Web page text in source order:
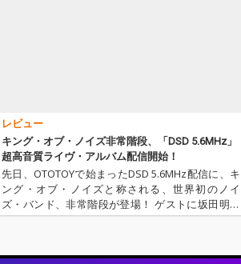
レビュー
キング・オブ・ノイズ非常階段、「DSD 5.6MHz」
超高音質ライヴ・アルバム配信開始！
先日、OTOTOYで始まったDSD 5.6MHz配信に、キ
ング・オブ・ノイズと称される、世界初のノイ
ズ・バンド、非常階段が登場！ ゲストに坂田明、
白波多カミン、初音ミク（!?）を迎え、秋葉原で行